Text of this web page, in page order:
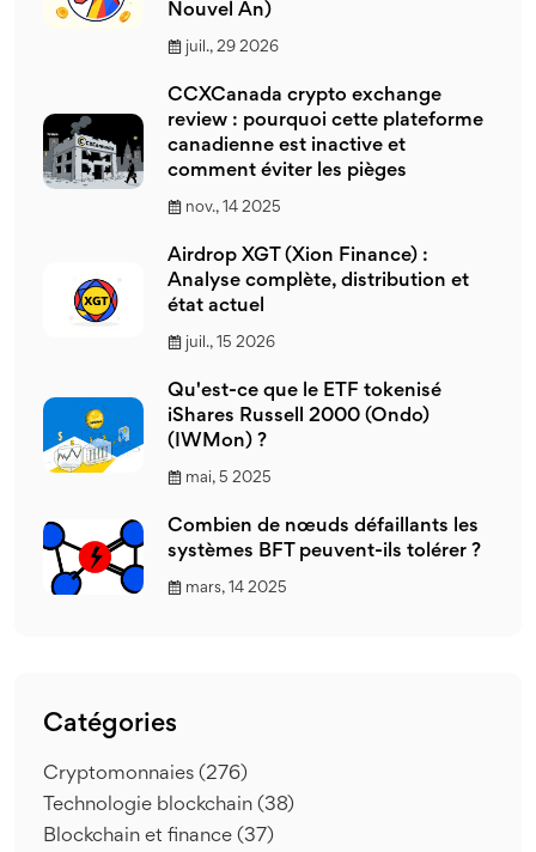
Nouvel An)
juil., 29 2026
CCXCanada crypto exchange
review : pourquoi cette plateforme
canadienne est inactive et
comment éviter les pièges
nov., 14 2025
Airdrop XGT (Xion Finance) :
Analyse complète, distribution et
état actuel
juil., 15 2026
Qu'est-ce que le ETF tokenisé
iShares Russell 2000 (Ondo)
(IWMon) ?
mai, 5 2025
Combien de nœuds défaillants les
systèmes BFT peuvent-ils tolérer ?
mars, 14 2025
Catégories
Cryptomonnaies (276)
Technologie blockchain (38)
Blockchain et finance (37)